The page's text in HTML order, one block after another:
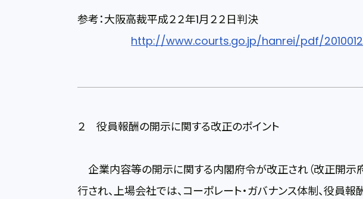
参考：大阪高裁平成２２年1月２２日判決
http://www.courts.go.jp/hanrei/pdf/
２ 役員報酬の開示に関する改正のポイント
企業内容等の開示に関する内閣府令が改正され（改正開示府
行され、上場会社では、コーポレート・ガバナンス体制、役員